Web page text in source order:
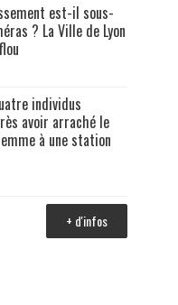
est-il sous-
? La Ville de Lyon
individus
avoir arraché le
à une station
+ d'infos